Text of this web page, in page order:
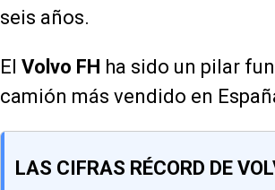
seis años.
El Volvo FH ha sido un pilar
camión más vendido en
LAS CIFRAS RÉCORD DE